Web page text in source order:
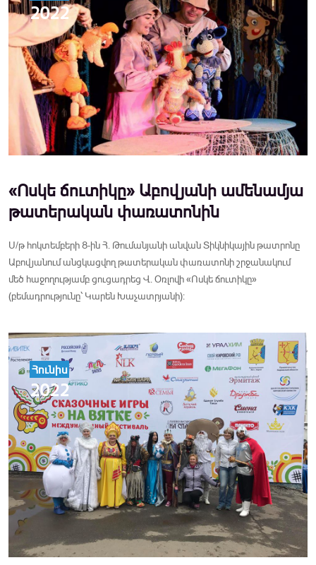
2022
«Ոսկե ճուտիկը» Աբովյանի ամենամյա
թատերական փառատոնին
Ս/թ հոկտեմբերի 8-ին Հ. Թումանյանի անվան Տիկնիկային թատրոնը
Աբովյանում անցկացվող թատերական փառատոնի շրջանակում
մեծ հաջողությամբ ցուցադրեց Վ. Օռլովի «Ոսկե ճուտիկը»
(բեմադրությունը՝ Կարեն Խաչատրյանի):
Հունիս
2022